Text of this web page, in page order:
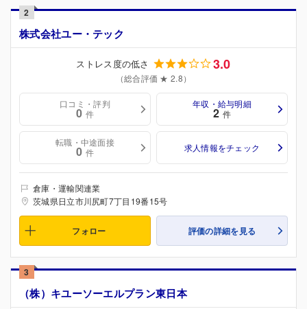
2
株式会社ユー・テック
ストレス度の低さ 3.0
（総合評価 ★ 2.8）
口コミ・評判
0 件
年収・給与明細
2 件
転職・中途面接
0 件 求人情報をチェック
倉庫・運輸関連業
茨城県日立市川尻町7丁目19番15号
フォロー 評価の詳細を見る
3
（株）キユーソーエルプラン東日本